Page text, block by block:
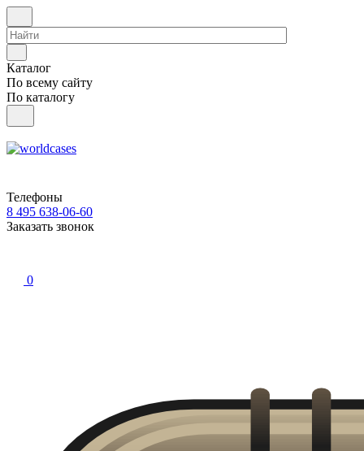
Каталог
По всему сайту
По каталогу
Телефоны
8 495 638-06-60
Заказать звонок
0